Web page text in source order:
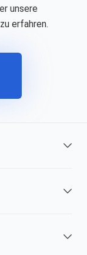
unsere
erfahren.